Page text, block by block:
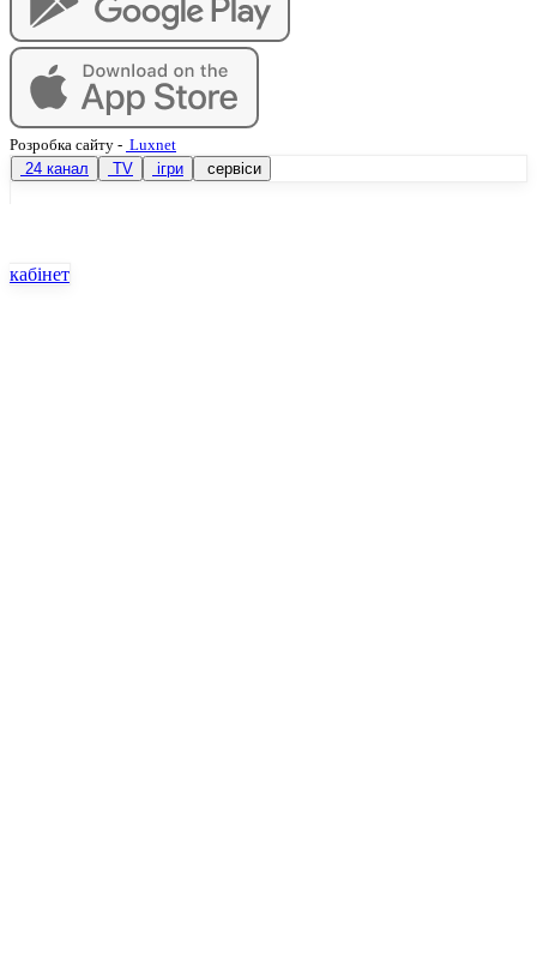
Розробка сайту - Luxnet
24 канал
TV ігри сервіси
кабінет